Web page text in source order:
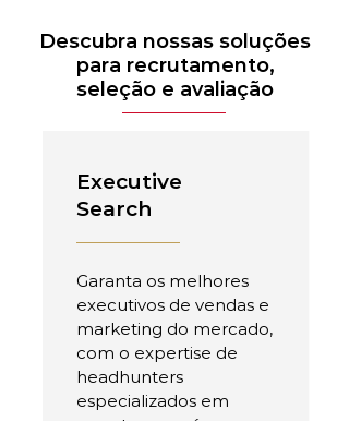
Descubra nossas soluções
para recrutamento,
seleção e avaliação
Executive
Search
Garanta os melhores
executivos de vendas e
marketing do mercado,
com o expertise de
headhunters
especializados em